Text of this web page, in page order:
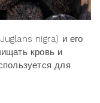
nigra) и его
кровь и
для